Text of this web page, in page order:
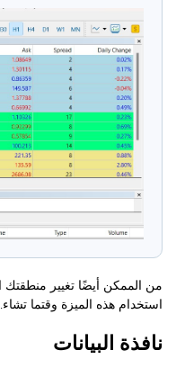
من الممكن أيضًا تغيير منطقتك
استخدام هذه الميزة وقتما تشاء.
نافذة البيانات